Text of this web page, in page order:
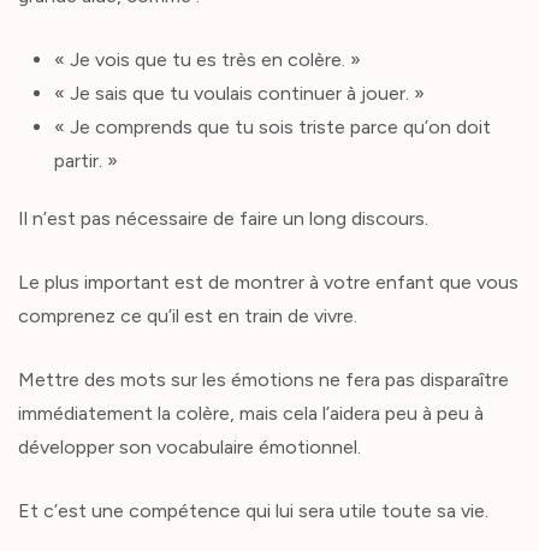
« Je vois que tu es très en colère. »
« Je sais que tu voulais continuer à jouer. »
« Je comprends que tu sois triste parce qu’on doit
partir. »
Il n’est pas nécessaire de faire un long discours.
Le plus important est de montrer à votre enfant que vous
comprenez ce qu’il est en train de vivre.
Mettre des mots sur les émotions ne fera pas disparaître
immédiatement la colère, mais cela l’aidera peu à peu à
développer son vocabulaire émotionnel.
Et c’est une compétence qui lui sera utile toute sa vie.